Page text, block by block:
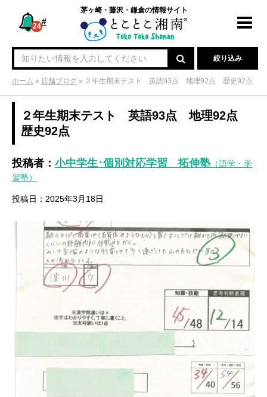
#
24
茅ヶ崎・藤沢・鎌倉の情報サイト
絞り込み
ホーム » 店舗ブログ » ２年生期末テスト 英語93点 地理92点 歴史92点
２年生期末テスト 英語93点 地理92点
歴史92点
投稿者： 小中学生･個別対応学習 拓伸塾 （語学・学
習塾）
投稿日：2025年3月18日